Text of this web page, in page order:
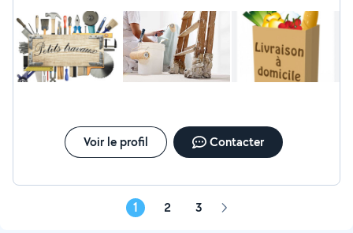
Voir le profil Contacter
1 2 3 Page